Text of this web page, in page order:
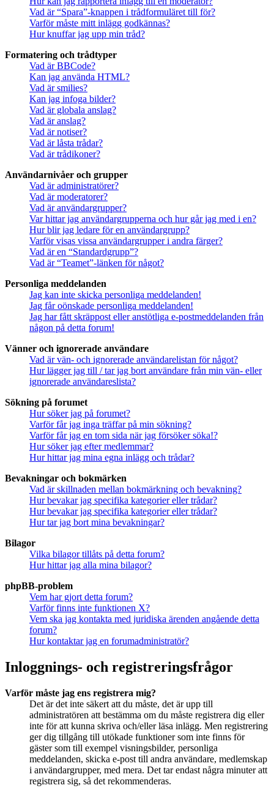
Vad är “Spara”-knappen i trådformuläret till för?
Varför måste mitt inlägg godkännas?
Hur knuffar jag upp min tråd?
Formatering och trådtyper
Vad är BBCode?
Kan jag använda HTML?
Vad är smilies?
Kan jag infoga bilder?
Vad är globala anslag?
Vad är anslag?
Vad är notiser?
Vad är låsta trådar?
Vad är trådikoner?
Användarnivåer och grupper
Vad är administratörer?
Vad är moderatorer?
Vad är användargrupper?
Var hittar jag användargrupperna och hur går jag med i en?
Hur blir jag ledare för en användargrupp?
Varför visas vissa användargrupper i andra färger?
Vad är en “Standardgrupp”?
Vad är “Teamet”-länken för något?
Personliga meddelanden
Jag kan inte skicka personliga meddelanden!
Jag får oönskade personliga meddelanden!
Jag har fått skräppost eller anstötliga e-postmeddelanden från
någon på detta forum!
Vänner och ignorerade användare
Vad är vän- och ignorerade användarelistan för något?
Hur lägger jag till / tar jag bort användare från min vän- eller
ignorerade användareslista?
Sökning på forumet
Hur söker jag på forumet?
Varför får jag inga träffar på min sökning?
Varför får jag en tom sida när jag försöker söka!?
Hur söker jag efter medlemmar?
Hur hittar jag mina egna inlägg och trådar?
Bevakningar och bokmärken
Vad är skillnaden mellan bokmärkning och bevakning?
Hur bevakar jag specifika kategorier eller trådar?
Hur bevakar jag specifika kategorier eller trådar?
Hur tar jag bort mina bevakningar?
Bilagor
Vilka bilagor tillåts på detta forum?
Hur hittar jag alla mina bilagor?
phpBB-problem
Vem har gjort detta forum?
Varför finns inte funktionen X?
Vem ska jag kontakta med juridiska ärenden angående detta
forum?
Hur kontaktar jag en forumadministratör?
Inloggnings- och registreringsfrågor
Varför måste jag ens registrera mig?
Det är det inte säkert att du måste, det är upp till
administratören att bestämma om du måste registrera dig eller
inte för att kunna skriva och/eller läsa inlägg. Men registrering
ger dig tillgång till utökade funktioner som inte finns för
gäster som till exempel visningsbilder, personliga
meddelanden, skicka e-post till andra användare, medlemskap
i användargrupper, med mera. Det tar endast några minuter att
registrera sig, så det rekommenderas.